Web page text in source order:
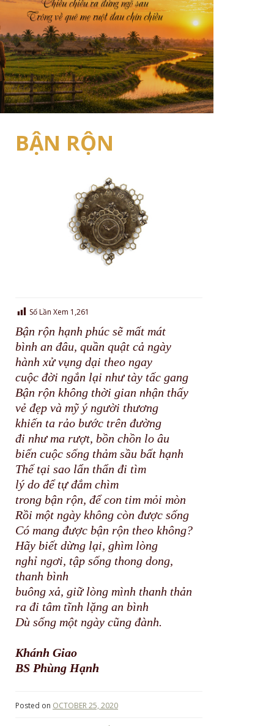
BẬN RỘN
Số Lần Xem 1,261
Bận rộn hạnh phúc sẽ mất mát
bình an đâu, quần quật cả ngày
hành xử vụng dại theo ngay
cuộc đời ngắn lại như tày tấc gang
Bận rộn không thời gian nhận thấy
vẻ đẹp và mỹ ý người thương
khiến ta rảo bước trên đường
đi như ma rượt, bồn chồn lo âu
biến cuộc sống thảm sầu bất hạnh
Thế tại sao lẩn thẩn đi tìm
lý do để tự đắm chìm
trong bận rộn, để con tim mỏi mòn
Rồi một ngày không còn được sống
Có mang được bận rộn theo không?
Hãy biết dừng lại, ghìm lòng
nghỉ ngơi, tập sống thong dong,
thanh bình
buông xả, giữ lòng mình thanh thản
ra đi tâm tĩnh lặng an bình
Dù sống một ngày cũng đành.
Khánh Giao
BS Phùng Hạnh
Posted on OCTOBER 25, 2020